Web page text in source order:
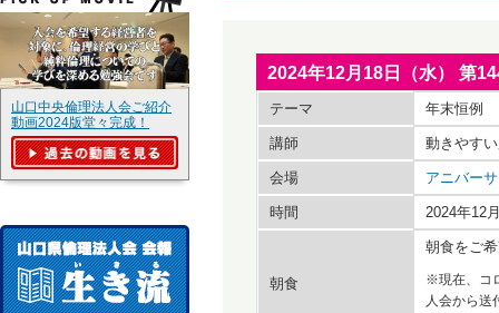
2024年12月18日（水） 第
テーマ 年末恒例
講師 動きやす
会場 アニバー
時間 2024年12
朝食
朝食をご
※現在、コ
人会から送
山口中央倫理法人会ご紹介
動画2024版堂々完成！